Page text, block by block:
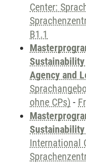
Center:
B1.1
Agency and
ohne CPs) -
International